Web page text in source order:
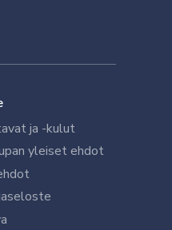
ja -kulut
yleiset ehdot